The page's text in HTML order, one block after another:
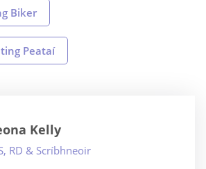
Biker
Peataí
Kelly
RD & Scríbhneoir